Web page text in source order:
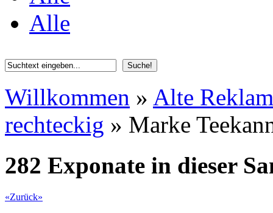
Alle
Willkommen » Alte
rechteckig » Marke
282 Exponate in dieser
«Zurück»